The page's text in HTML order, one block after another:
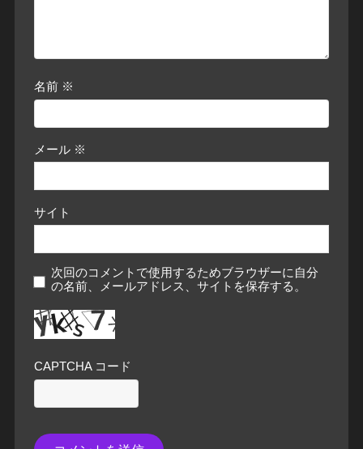
名前 ※
メール ※
サイト
次回のコメントで使用するためブラウザーに自分
の名前、メールアドレス、サイトを保存する。
CAPTCHA コード